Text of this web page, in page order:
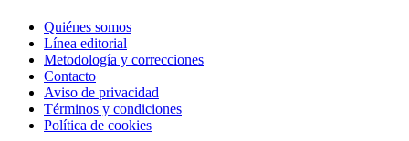
Quiénes somos
Línea editorial
Metodología y correcciones
Contacto
Aviso de privacidad
Términos y condiciones
Política de cookies